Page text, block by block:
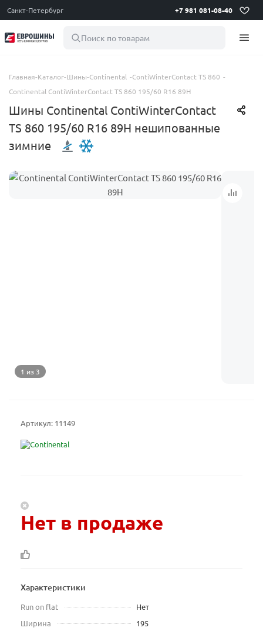
Санкт-Петербург +7 981 081-08-40
Поиск по товарам
Главная-Каталог-Шины-Continental -ContiWinterContact TS 860 -
Continental ContiWinterContact TS 860 195/60 R16 89H
Шины Continental ContiWinterContact
TS 860 195/60 R16 89H нешипованные
зимние
1 из 3
Артикул: 11149
Нет в продаже
Характеристики
Run on flat
Нет
Ширина
195